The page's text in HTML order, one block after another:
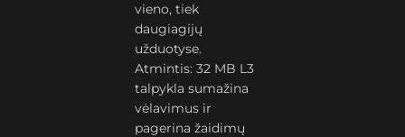
vieno, tiek
daugiagijų
užduotyse.
Atmintis: 32 MB L3
talpykla sumažina
vėlavimus ir
pagerina žaidimų